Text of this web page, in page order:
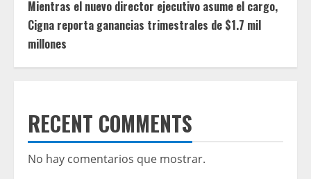
Mientras el nuevo director ejecutivo asume el cargo,
Cigna reporta ganancias trimestrales de $1.7 mil
millones
RECENT COMMENTS
No hay comentarios que mostrar.